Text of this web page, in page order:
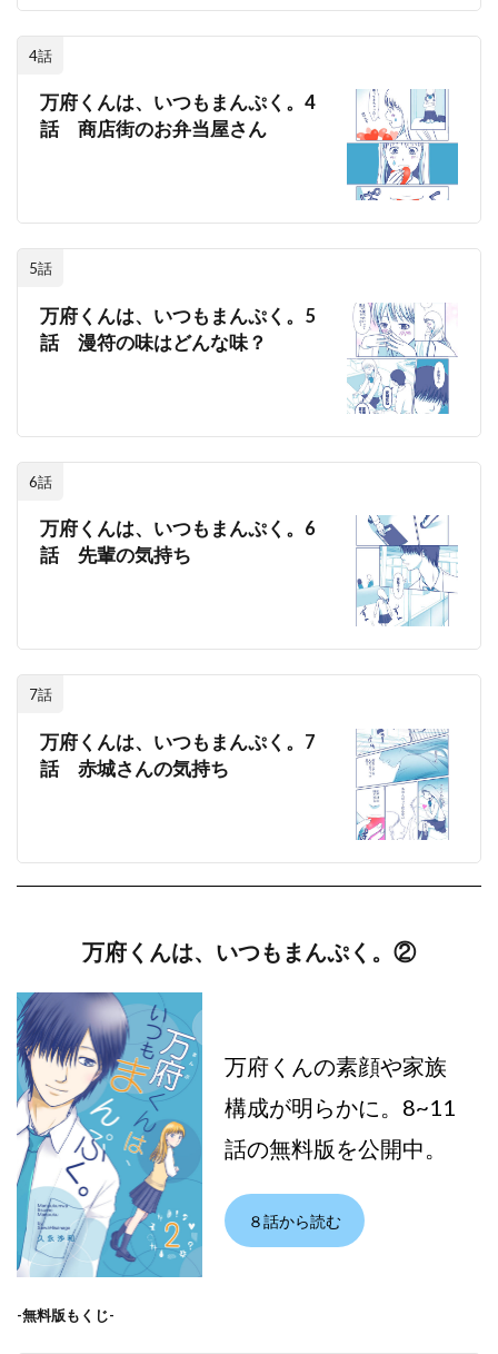
4話
万府くんは、いつもまんぷく。4
話 商店街のお弁当屋さん
5話
万府くんは、いつもまんぷく。5
話 漫符の味はどんな味？
6話
万府くんは、いつもまんぷく。6
話 先輩の気持ち
7話
万府くんは、いつもまんぷく。7
話 赤城さんの気持ち
万府くんは、いつもまんぷく。②
万府くんの素顔や家族
構成が明らかに。8~11
話の無料版を公開中。
８話から読む
-無料版もくじ-